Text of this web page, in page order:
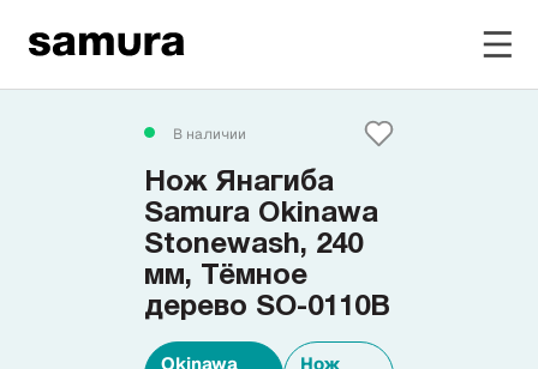
Избранное
Войти в личный кабинет
Смотреть весь каталог
В наличии
Нож Янагиба
Samura Okinawa
Stonewash, 240
мм, Тёмное
дерево SO-0110B
Okinawa
Нож